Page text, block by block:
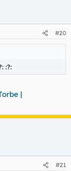
#20
:?:
|
#21